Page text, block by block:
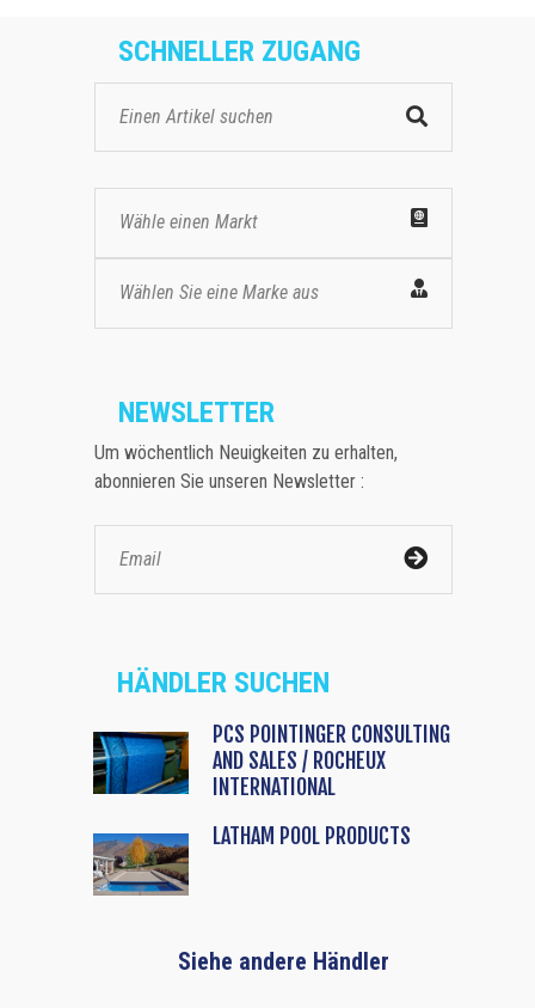
SCHNELLER ZUGANG
Wähle einen Markt
Wählen Sie eine Marke aus
NEWSLETTER
Um wöchentlich Neuigkeiten zu erhalten,
abonnieren Sie unseren Newsletter :
HÄNDLER SUCHEN
PCS POINTINGER CONSULTING
AND SALES / ROCHEUX
INTERNATIONAL
LATHAM POOL PRODUCTS
Siehe andere Händler